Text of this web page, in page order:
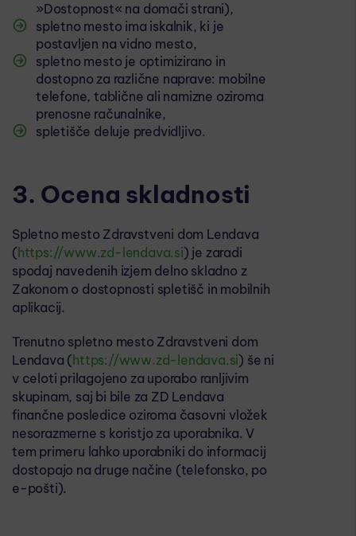
»Dostopnost« na domači strani),
spletno mesto ima iskalnik, ki je
postavljen na vidno mesto,
spletno mesto je optimizirano in
dostopno za različne naprave: mobilne
telefone, tablične ali namizne oziroma
prenosne računalnike,
spletišče deluje predvidljivo.
3. Ocena skladnosti
Spletno mesto Zdravstveni dom Lendava
( https://www.zd-lendava.si) je zaradi
spodaj navedenih izjem delno skladno z
Zakonom o dostopnosti spletišč in mobilnih
aplikacij.
Trenutno spletno mesto Zdravstveni dom
Lendava ( https://www.zd-lendava.si) še ni
v celoti prilagojeno za uporabo ranljivim
skupinam, saj bi bile za ZD Lendava
finančne posledice oziroma časovni vložek
nesorazmerne s koristjo za uporabnika. V
tem primeru lahko uporabniki do informacij
dostopajo na druge načine (telefonsko, po
e-pošti).